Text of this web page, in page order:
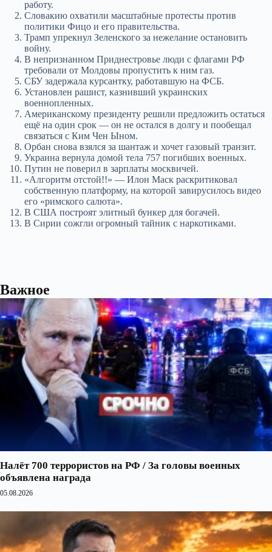
работу.
Словакию охватили масштабные протесты против
политики Фицо и его правительства.
Трамп упрекнул Зеленского за нежелание остановить
войну.
В непризнанном Приднестровье люди с флагами РФ
требовали от Молдовы пропустить к ним газ.
СБУ задержала курсантку, работавшую на ФСБ.
Установлен рашист, казнивший украинских
военнопленных.
Американскому президенту решили предложить остаться
ещё на один срок — он не остался в долгу и пообещал
связаться с Ким Чен Ыном.
Орбан снова взялся за шантаж и хочет газовый транзит.
Украина вернула домой тела 757 погибших военных.
Путин не поверил в зарплаты москвичей.
«Алгоритм отстой!!» — Илон Маск раскритиковал
собственную платформу, на которой завирусилось видео
его «римского салюта».
В США построят элитный бункер для богачей.
В Сирии сожгли огромный тайник с наркотиками.
Важное
Налёт 700 террористов на РФ / За головы военных
объявлена награда
05.08.2026